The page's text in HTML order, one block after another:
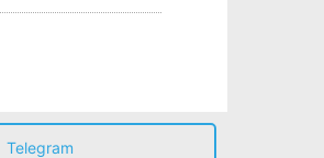
Telegram